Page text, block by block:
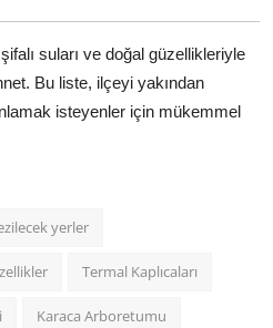
suları ve doğal güzellikleriyle
Bu liste, ilçeyi yakından
isteyenler için mükemmel
yerler
Termal Kaplıcaları
Karaca Arboretumu